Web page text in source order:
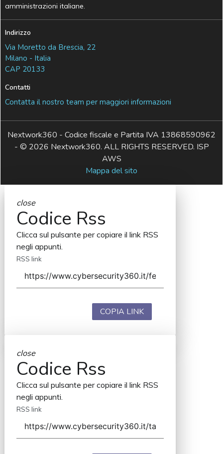
amministrazioni italiane.
Indirizzo
Via Moretto da Brescia, 22
Milano - Italia
CAP 20133
Contatti
Contatta il nostro team per maggiori informazioni
Nextwork360 - Codice fiscale e Partita IVA 13868590962
- © 2026 Nextwork360. ALL RIGHTS RESERVED. ISP
AWS
Mappa del sito
close
Codice Rss
Clicca sul pulsante per copiare il link RSS
negli appunti.
RSS link
COPIA LINK
close
Codice Rss
Clicca sul pulsante per copiare il link RSS
negli appunti.
RSS link